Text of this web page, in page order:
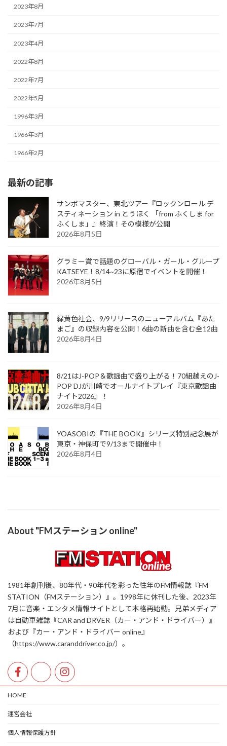
2023年8月
2023年7月
2023年4月
2022年8月
2022年7月
2022年5月
1996年3月
1966年3月
1966年2月
最新の記事
サンボマスター、東北ツアー『ロックンロール デ
スティネーション in とうほく 「from ふくしま for
ふくしま」』終演！その模様が公開
2026年8月5日
グラミー賞で話題のグローバル・ガール・グループ
KATSEYE！8/14~23に原宿でイベントを開催！
2026年8月5日
緑黄色社会、9/9リリースのニューアルバム『あた
まご』の収録内容を公開！6曲の新曲を含む全12曲
2026年8月4日
8/21はJ-POP＆歌謡曲で盛り上がる！70組越えのJ-
POP DJが川崎でオールナイトプレイ『東京歌謡曲
ナイト2026』！
2026年8月4日
YOASOBIの『THE BOOK』シリーズ特別記念展が
東京・神保町で9/13まで開催中！
2026年8月4日
About "FMステーション online"
1981年創刊後、80年代・90年代を彩った往年のFM情報誌『FM
STATION（FMステーション）』。1998年に休刊した後、2023年
7月に音楽・エンタメ情報サイトとして本格再始動。兄弟メディア
は自動車雑誌『CAR and DRVER（カー・アンド・ドライバー）』
および『カー・アンド・ドライバー online』
（https://www.caranddriver.co.jp/）。
HOME
運営会社
個人情報保護方針